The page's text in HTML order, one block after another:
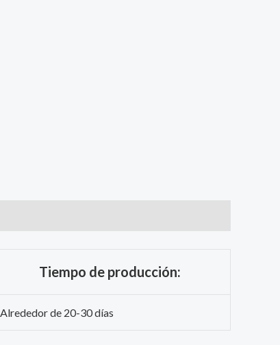
Tiempo de producción:
Alrededor de 20-30 días